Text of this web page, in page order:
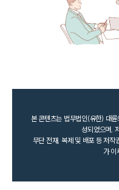
본 콘텐츠는 법무법인(유한) 대
성되었으며,
무단 전재, 복제 및 배포 등 저작
가 이